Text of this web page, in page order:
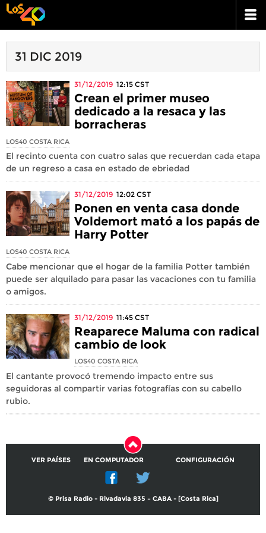
31 DIC 2019
31/12/2019 12:15 CST
Crean el primer museo
dedicado a la resaca y las
borracheras
LOS40 COSTA RICA
El recinto cuenta con cuatro salas que recuerdan cada etapa
de un regreso a casa en estado de ebriedad
31/12/2019 12:02 CST
Ponen en venta casa donde
Voldemort mató a los papás de
Harry Potter
LOS40 COSTA RICA
Cabe mencionar que el hogar de la familia Potter también
puede ser alquilado para pasar las vacaciones con tu familia
o amigos.
31/12/2019 11:45 CST
Reaparece Maluma con radical
cambio de look
LOS40 COSTA RICA
El cantante provocó tremendo impacto entre sus
seguidoras al compartir varias fotografías con su cabello
rubio.
VER PAÍSES EN COMPUTADOR CONFIGURACIÓN
© Prisa Radio - Rivadavia 835 – CABA - [Costa Rica]